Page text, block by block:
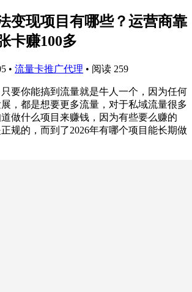
变现项目有哪些？运营商靠
卡赚100多
• 流量卡推广代理 • 阅读 259
要你能搞到流量就是牛人一个，因为任何
，都是想要更多流量，对于私域流量很多
做什么项目来赚钱，因为有些要么赚的
规的，而到了2026年有哪个项目能长期做